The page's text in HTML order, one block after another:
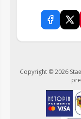
Copyright © 2026